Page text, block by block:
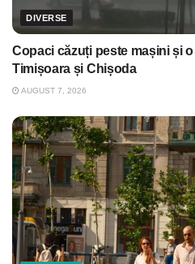
DIVERSE
Copaci căzuți peste mașini și
Timișoara și Chișoda
AUGUST 7, 2026